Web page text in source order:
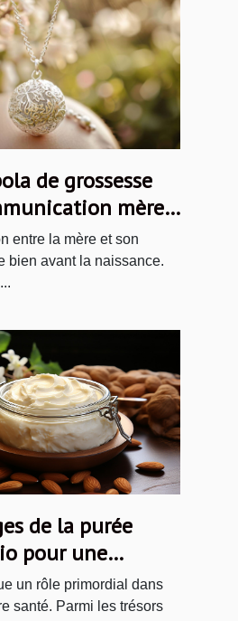
de grossesse
mère-
entre la mère et son
bien avant la naissance.
de la purée
pour une
saine et
un rôle primordial dans
santé. Parmi les trésors